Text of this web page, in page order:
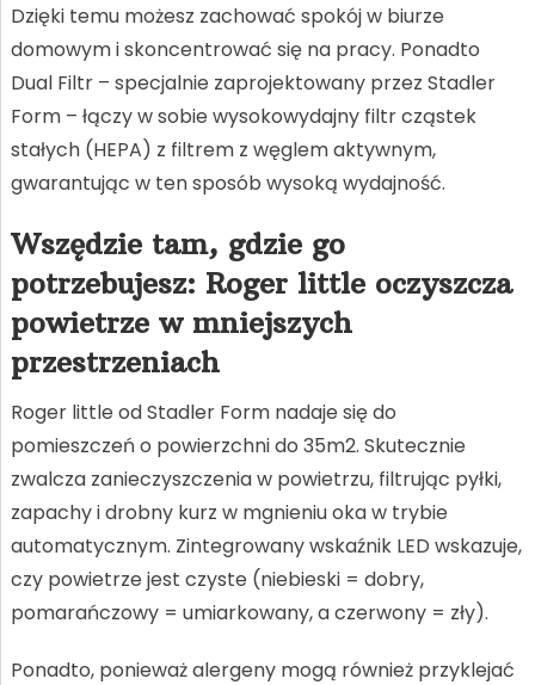
Dzięki temu możesz zachować spokój w biurze
domowym i skoncentrować się na pracy. Ponadto
Dual Filtr – specjalnie zaprojektowany przez Stadler
Form – łączy w sobie wysokowydajny filtr cząstek
stałych (HEPA) z filtrem z węglem aktywnym,
gwarantując w ten sposób wysoką wydajność.
Wszędzie tam, gdzie go
potrzebujesz: Roger little oczyszcza
powietrze w mniejszych
przestrzeniach
Roger little od Stadler Form nadaje się do
pomieszczeń o powierzchni do 35m2. Skutecznie
zwalcza zanieczyszczenia w powietrzu, filtrując pyłki,
zapachy i drobny kurz w mgnieniu oka w trybie
automatycznym. Zintegrowany wskaźnik LED wskazuje,
czy powietrze jest czyste (niebieski = dobry,
pomarańczowy = umiarkowany, a czerwony = zły).
Ponadto, ponieważ alergeny mogą również przyklejać